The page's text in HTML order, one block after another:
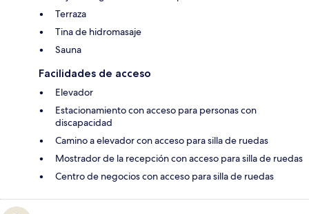
Terraza
Tina de hidromasaje
Sauna
Facilidades de acceso
Elevador
Estacionamiento con acceso para personas con
discapacidad
Camino a elevador con acceso para silla de ruedas
Mostrador de la recepción con acceso para silla de ruedas
Centro de negocios con acceso para silla de ruedas